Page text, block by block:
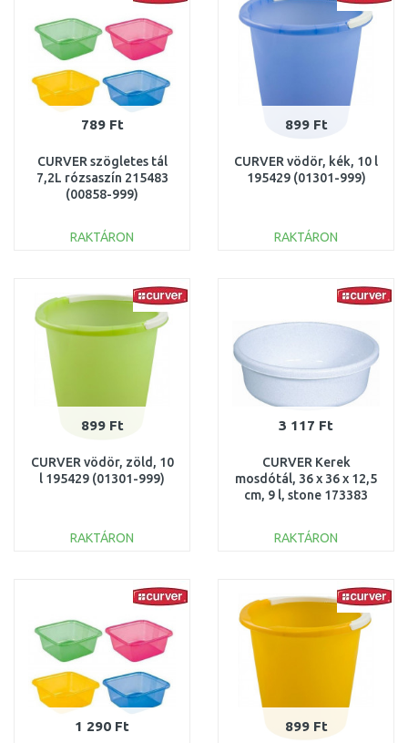
789 Ft
CURVER szögletes tál
7,2L rózsaszín 215483
(00858-999)
RAKTÁRON
Összehasonlítás
899 Ft
CURVER vödör, kék, 10 l
195429 (01301-999)
RAKTÁRON
Összehasonlítás
899 Ft
CURVER vödör, zöld, 10
l 195429 (01301-999)
RAKTÁRON
Összehasonlítás
3 117 Ft
CURVER Kerek
mosdótál, 36 x 36 x 12,5
cm, 9 l, stone 173383
RAKTÁRON
Összehasonlítás
1 290 Ft 899 Ft